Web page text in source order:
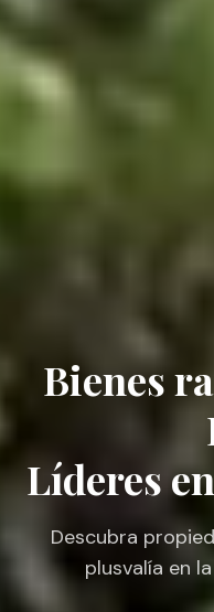
Bienes
Líderes
Descubra
plusvalía en